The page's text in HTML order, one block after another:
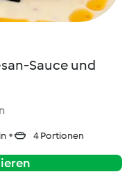
Sauce und
4 Portionen